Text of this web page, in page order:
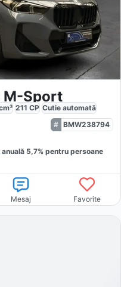
M-Sport
211 CP Cutie automată
BMW238794
anuală 5,7% pentru persoane
Mesaj Favorite